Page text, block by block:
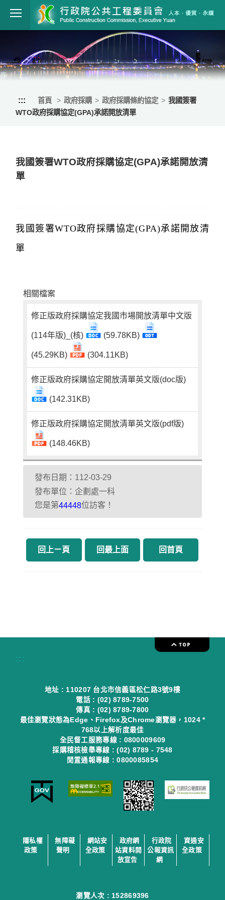
跳到主要內容
行政院公共工
::: 首頁 政府採購 政府採購條約協定
我國簽署
WTO政府採購協定(GPA)承諾開放清單
我國簽署WTO政府採購協定(GPA)承諾開放清
單
我國簽署WTO政府採購協定(GPA)承諾開放清
單
相關檔案
修正版政府採購協定我國市場開放清單中文版
(114年版)_(核) (59.78KB)
(45.29KB) (304.11KB)
修正版政府採購協定開放清單英文版(doc版)
(142.31KB)
修正版政府採購協定開放清單英文版(pdf版)
(148.46KB)
發布日期：112-03-29
發布單位：企劃處一科
您是第44448位訪客！
回上ㄧ頁 回最上面 回首頁
:::
地址 : 110207 台北市信義區松仁路3號9樓
電話 : (02) 8789-7500
傳真 : (02) 8789-7800
最佳瀏覽狀態為Edge、Firefox及Chrome瀏覽器，1024 *
768以上解析度最佳
全民督工服務專線 : 0800009609
採購稽核檢舉專線 : (02) 8789 - 7548
閒置通報專線 : 0800085854
隱私權
政策
無障礙
聲明
網站安
全政策
政府網
站資料開
放宣告
行政院
公報資訊
網
資通安
全政策
瀏覽人次 :152869396